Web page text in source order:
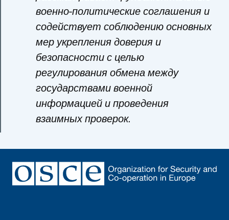
военно-политические соглашения и
содействует соблюдению основных
мер укрепления доверия и
безопасности с целью
регулирования обмена между
государствами военной
информацией и проведения
взаимных проверок.